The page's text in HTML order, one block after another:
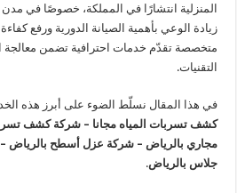
المنزلية انتشارًا في المملكة، خصوصًا في
زيادة الوعي بأهمية الصيانة الدورية ورفع
متخصصة تقدّم خدمات احترافية تضمن
التقنيات.
في هذا المقال نسلّط الضوء على أبرز هذه
كشف تسربات المياه مجانا – شركة كشف
مجاري بالرياض – شركة عزل أسطح بالرياض –
جلاس بالرياض.